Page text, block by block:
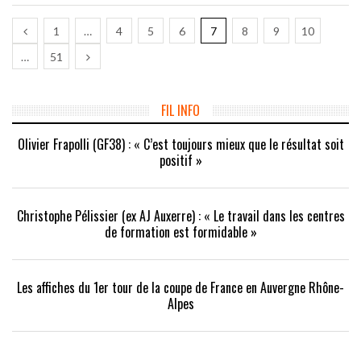
1 … 4 5 6 7 8 9
10
…
51
FIL INFO
Olivier Frapolli (GF38) : « C’est toujours mieux que le résultat soit
positif »
Christophe Pélissier (ex AJ Auxerre) : « Le travail dans les centres
de formation est formidable »
Les affiches du 1er tour de la coupe de France en Auvergne Rhône-
Alpes